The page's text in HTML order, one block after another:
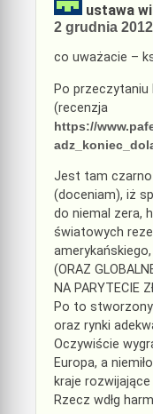
ustawa
2 grudnia
co uważacie –
Po przeczytaniu
(recenzja
https://
Jest tam czarno
(doceniam), iż
do niemal zera,
światowych
(ORAZ
NA PARYTECIE
Po to
oraz rynki
Oczywiście
Europa, a
kraje rozwijające
Rzecz wdłg